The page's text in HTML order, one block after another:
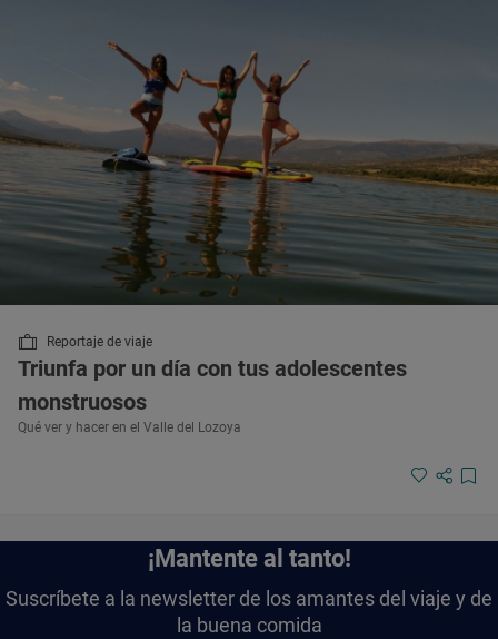
Reportaje de viaje
Triunfa por un día con tus adolescentes
monstruosos
Qué ver y hacer en el Valle del Lozoya
¡Mantente al tanto!
Suscríbete a la newsletter de los amantes del viaje y de
la buena comida